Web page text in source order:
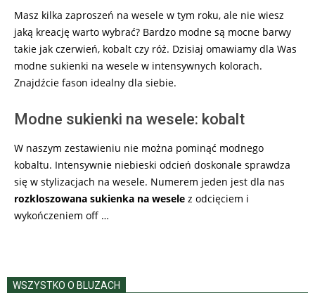
Masz kilka zaproszeń na wesele w tym roku, ale nie wiesz
jaką kreację warto wybrać? Bardzo modne są mocne barwy
takie jak czerwień, kobalt czy róż. Dzisiaj omawiamy dla Was
modne sukienki na wesele w intensywnych kolorach.
Znajdźcie fason idealny dla siebie.
Modne sukienki na wesele: kobalt
W naszym zestawieniu nie można pominąć modnego
kobaltu. Intensywnie niebieski odcień doskonale sprawdza
się w stylizacjach na wesele. Numerem jeden jest dla nas
rozkloszowana sukienka na wesele z odcięciem i
wykończeniem off …
WSZYSTKO O BLUZACH